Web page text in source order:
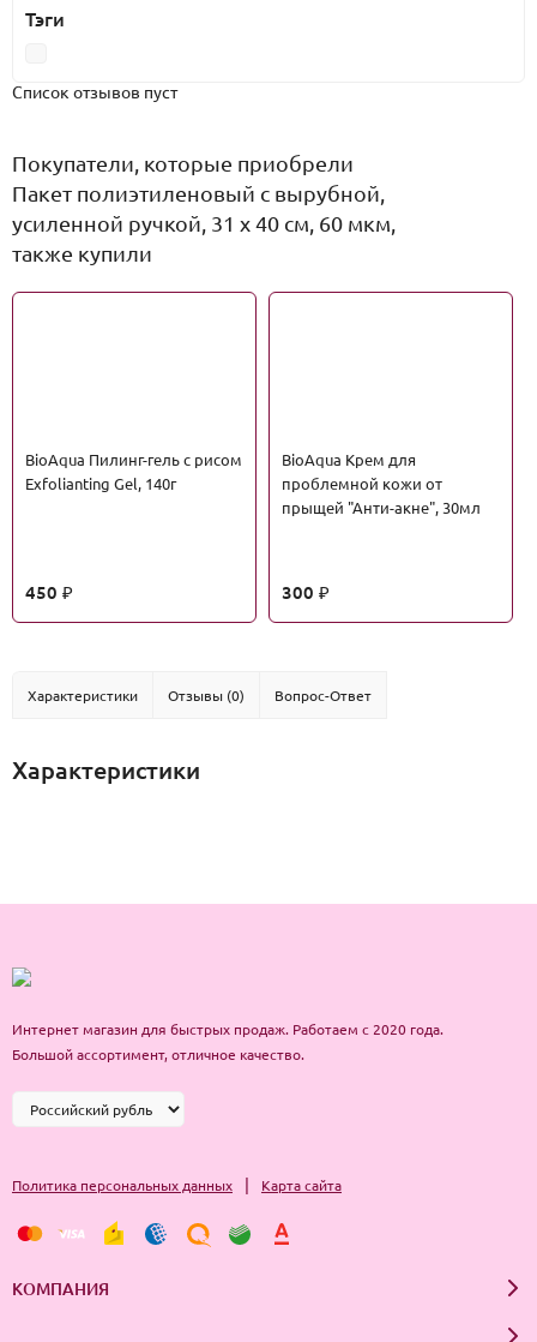
Тэги
Список отзывов пуст
Покупатели, которые приобрели
Пакет полиэтиленовый с вырубной,
усиленной ручкой, 31 х 40 см, 60 мкм,
также купили
BioAqua Пилинг-гель с рисом
Exfolianting Gel, 140г
450 ₽
BioAqua Крем для
проблемной кожи от
прыщей "Анти-акне", 30мл
300 ₽
Характеристики Отзывы (0) Вопрос-Ответ
Характеристики
Интернет магазин для быстрых продаж. Работаем с 2020 года.
Большой ассортимент, отличное качество.
Политика персональных данных | Карта сайта
КОМПАНИЯ